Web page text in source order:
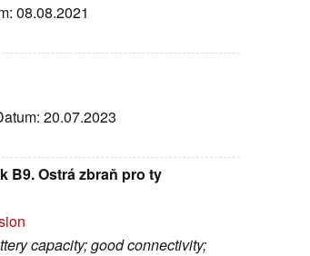
08.08.2021
20.07.2023
B9. Ostrá zbraň pro ty
capacity; good connectivity;